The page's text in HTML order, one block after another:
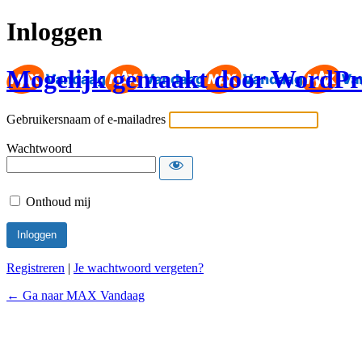
Inloggen
Mogelijk gemaakt door
Gebruikersnaam of e-mailadres
Wachtwoord
Onthoud mij
Registreren | Je wachtwoord vergeten?
← Ga naar MAX Vandaag